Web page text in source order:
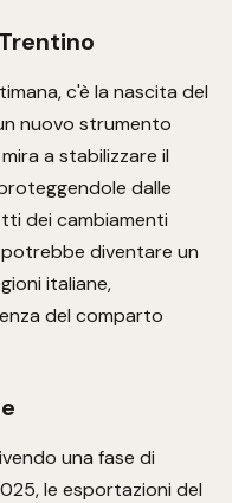
c'è la nascita del
nuovo strumento
a stabilizzare il
dalle
dei cambiamenti
diventare un
italiane,
del comparto
una fase di
le esportazioni del